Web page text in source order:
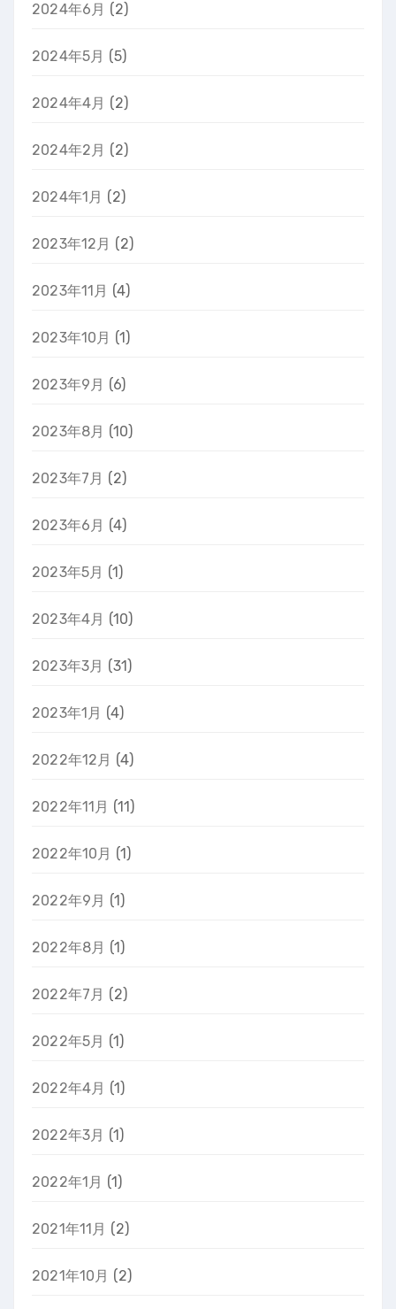
2024年6月 (2)
2024年5月 (5)
2024年4月 (2)
2024年2月 (2)
2024年1月 (2)
2023年12月 (2)
2023年11月 (4)
2023年10月 (1)
2023年9月 (6)
2023年8月 (10)
2023年7月 (2)
2023年6月 (4)
2023年5月 (1)
2023年4月 (10)
2023年3月 (31)
2023年1月 (4)
2022年12月 (4)
2022年11月 (11)
2022年10月 (1)
2022年9月 (1)
2022年8月 (1)
2022年7月 (2)
2022年5月 (1)
2022年4月 (1)
2022年3月 (1)
2022年1月 (1)
2021年11月 (2)
2021年10月 (2)